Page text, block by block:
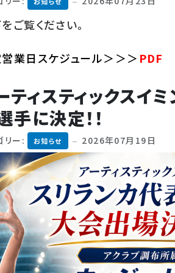
ご覧ください。
業日スケジュール＞＞＞ PDF
ティスティックスイ
手に決定！！
リー: お知らせ 2026年07月19日